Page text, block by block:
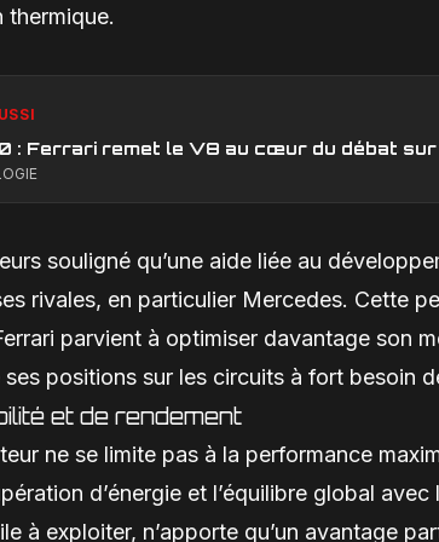
thermique.
: Ferrari remet le V8 au cœur du débat sur
souligné qu’une aide liée au
rivales, en particulier Mercedes. Cette
parvient à optimiser davantage son
positions sur les circuits à fort besoin
et de rendement
ne se limite pas à la performance
d’énergie et l’équilibre global
à exploiter, n’apporte qu’un avantage